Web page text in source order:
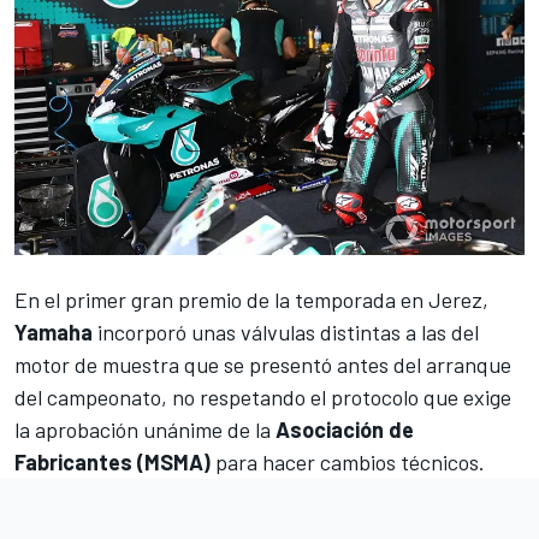
En el primer gran premio de la temporada en Jerez,
Yamaha incorporó unas válvulas distintas a las del
motor de muestra que se presentó antes del arranque
del campeonato, no respetando el protocolo que exige
la aprobación unánime de la Asociación de
Fabricantes (MSMA) para hacer cambios técnicos.